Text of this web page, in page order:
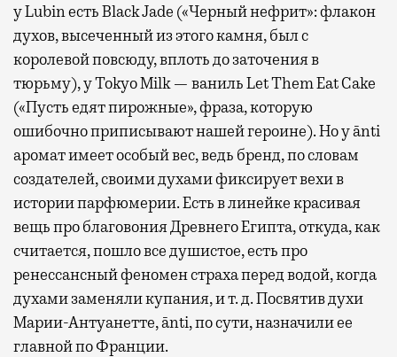
Бизнес-зал становится местом, где можно
провести переговоры, поработать или просто
выпить кофе, наблюдая сквозь панорамные
окна за тем, как взлетают и садятся
самолеты. В Москве нет недостатка
в лаунжах. В аэропортах их обычно
несколько — в разных зонах воздушных
гаваней. На некоторых вокзалах — тоже.
Лаунжи доступны на Ленинградском,
Павелецком, Казанском, Ярославском
и Курском вокзалах.Попасть в бизнес-залы
могут держатели карт Mir Supreme. Причем
не только в столице. Всего доступно более
1000 бизнес-залов по всему миру.
у Lubin есть Black Jade («Черный нефрит»: флакон
духов, высеченный из этого камня, был с
королевой повсюду, вплоть до заточения в
тюрьму), у Tokyo Milk — ваниль Let Them Eat Cake
(«Пусть едят пирожные», фраза, которую
ошибочно приписывают нашей героине). Но у ānti
аромат имеет особый вес, ведь бренд, по словам
создателей, своими духами фиксирует вехи в
истории парфюмерии. Есть в линейке красивая
вещь про благовония Древнего Египта, откуда, как
считается, пошло все душистое, есть про
ренессансный феномен страха перед водой, когда
духами заменяли купания, и т. д. Посвятив духи
Марии-Антуанетте, ānti, по сути, назначили ее
главной по Франции.